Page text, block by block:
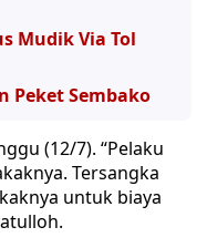
Mudik Via Tol
Peket Sembako
(12/7). “Pelaku
Tersangka
untuk biaya